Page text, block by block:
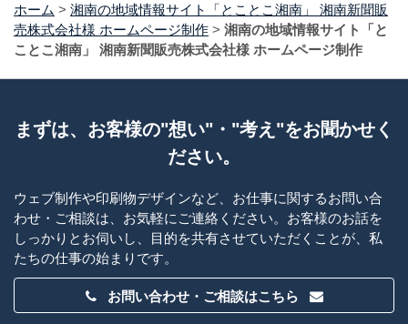
ホーム > 湘南の地域情報サイト「とことこ湘南」 湘南新聞販
売株式会社様 ホームページ制作 > 湘南の地域情報サイト「と
ことこ湘南」 湘南新聞販売株式会社様 ホームページ制作
まずは、お客様の"想い"・"考え"をお聞かせく
ださい。
ウェブ制作や印刷物デザインなど、お仕事に関するお問い合
わせ・ご相談は、お気軽にご連絡ください。お客様のお話を
しっかりとお伺いし、目的を共有させていただくことが、私
たちの仕事の始まりです。
お問い合わせ・ご相談はこちら